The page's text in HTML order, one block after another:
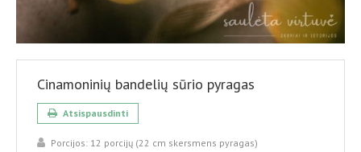
Cinamoninių bandelių sūrio pyragas
Atsispausdinti
Porcijos: 12 porcijų (22 cm skersmens pyragas)